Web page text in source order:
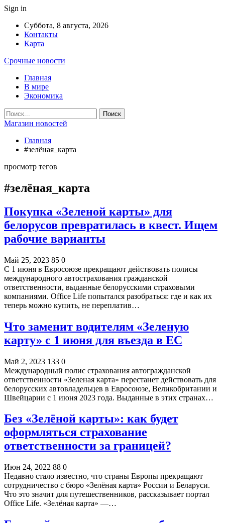
Sign in
Суббота, 8 августа, 2026
Контакты
Карта
Срочные новости
Главная
В мире
Экономика
Магазин новостей
Главная
#зелёная_карта
просмотр тегов
#зелёная_карта
Покупка «Зеленой карты» для
белорусов превратилась в квест. Ищем
рабочие варианты
Май 25, 2023 85 0
С 1 июня в Евросоюзе прекращают действовать полисы
международного автострахования гражданской
ответственности, выданные белорусскими страховыми
компаниями. Office Life попытался разобраться: где и как их
теперь можно купить, не переплатив…
Что заменит водителям «Зеленую
карту» с 1 июня для въезда в ЕС
Май 2, 2023 133 0
Международный полис страхования автогражданской
ответственности «Зеленая карта» перестанет действовать для
белорусских автовладельцев в Евросоюзе, Великобритании и
Швейцарии с 1 июня 2023 года. Выданные в этих странах…
Без «Зелёной карты»: как будет
оформляться страхование
ответственности за границей?
Июн 24, 2022 88 0
Недавно стало известно, что страны Европы прекращают
сотрудничество с бюро «Зелёная карта» России и Беларуси.
Что это значит для путешественников, рассказывает портал
Office Life. «Зелёная карта» —…